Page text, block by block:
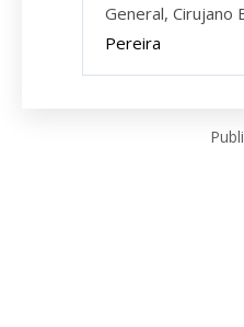
General, Cirujano
Pereira